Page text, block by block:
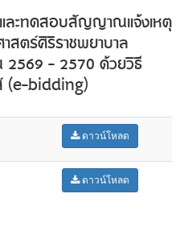
และทดสอบสัญญาณแจ้งเหตุ
สตร์ศิริราชพยาบาล
2569 - 2570 ด้วยวิธี
(e-bidding)
ดาวน์โหลด
ดาวน์โหลด